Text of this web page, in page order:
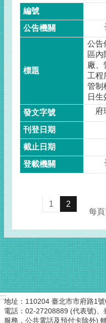
公告
區內
廠、
工程
管制
日生
府
1
2
每
:::地址：110204 臺北市市府路1
電話：02-27208889 (代表號)、
服務，公共電話及預付卡除外)